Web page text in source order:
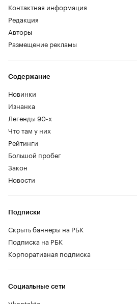
Контактная информация
Редакция
Авторы
Размещение рекламы
Содержание
Новинки
Изнанка
Легенды 90-х
Что там у них
Рейтинги
Большой пробег
Закон
Новости
Социальные сети
Подписки
Скрыть баннеры на РБК
Подписка на РБК
Корпоративная подписка